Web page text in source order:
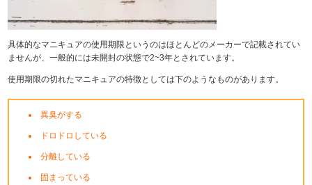
具体的なマニキュアの使用期限というのはほとんどのメーカーで記載されてい
ませんが、一般的には未開封の状態で2~3年とされています。
使用期限の切れたマニキュアの特徴としては下のようなものがあります。
異臭がする
ドロドロしている
分離している
固まっている